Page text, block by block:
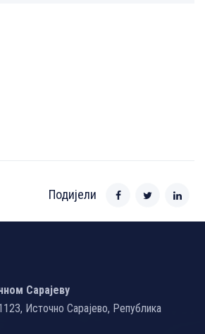
Подијели
Сарајеву
Источно Сарајево, Република